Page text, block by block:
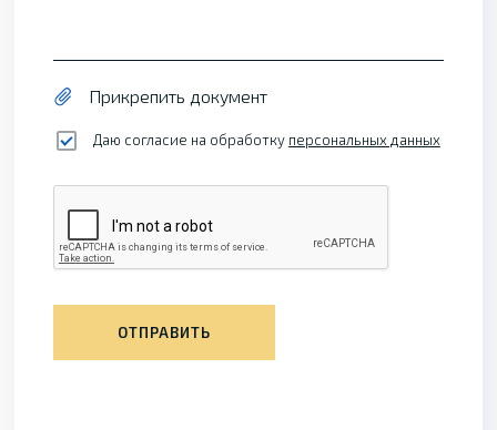
Прикрепить документ
Даю согласие на обработку персональных данных
ОТПРАВИТЬ